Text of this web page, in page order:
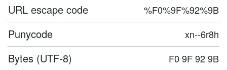
URL escape code %F0%9F%92%9B
Punycode xn--6r8h
Bytes (UTF-8) F0 9F 92 9B